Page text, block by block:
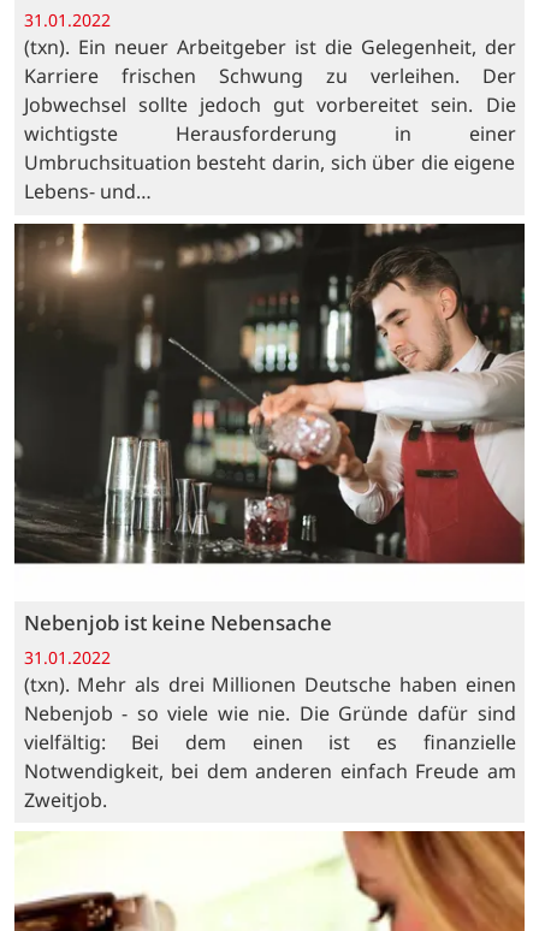
31.01.2022
(txn). Ein neuer Arbeitgeber ist die Gelegenheit, der
Karriere frischen Schwung zu verleihen. Der
Jobwechsel sollte jedoch gut vorbereitet sein. Die
wichtigste Herausforderung in einer
Umbruchsituation besteht darin, sich über die eigene
Lebens- und…
Nebenjob ist keine Nebensache
31.01.2022
(txn). Mehr als drei Millionen Deutsche haben einen
Nebenjob - so viele wie nie. Die Gründe dafür sind
vielfältig: Bei dem einen ist es finanzielle
Notwendigkeit, bei dem anderen einfach Freude am
Zweitjob.